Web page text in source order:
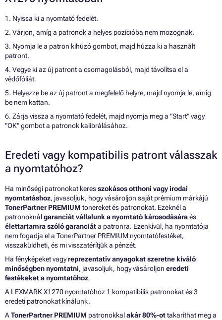
1. Nyissa ki a nyomtató fedelét.
2. Várjon, amíg a patronok a helyes pozícióba nem mozognak.
3. Nyomja le a patron kihúzó gombot, majd húzza ki a használt
patront.
4. Vegye ki az új patront a csomagolásból, majd távolítsa el a
védőfóliát.
5. Helyezze be az új patront a megfelelő helyre, majd nyomja le, amíg
be nem kattan.
6. Zárja vissza a nyomtató fedelét, majd nyomja meg a "Start" vagy
"OK" gombot a patronok kalibrálásához.
Eredeti vagy kompatibilis patront válasszak
a nyomtatóhoz?
Ha minőségi patronokat keresszokásos otthoni vagy irodai
nyomtatáshoz, javasoljuk, hogy vásároljon saját prémium márkájú
TonerPartner PREMIUM tonereket és patronokat. Ezeknél a
patronoknálgaranciát vállalunk a nyomtató károsodásáraés
élettartamra szóló garanciáta patronra. Ezenkívül, ha nyomtatója
nem fogadja el a TonerPartner PREMIUM nyomtatófestéket,
visszaküldheti, és mi visszatérítjük a pénzét.
Ha fényképeket vagyreprezentatív anyagokat szeretne kiváló
minőségben nyomtatni, javasoljuk, hogy vásároljon eredeti
festékeket a nyomtatóhoz.
A LEXMARK X1270 nyomtatóhoz 1 kompatibilis patronokat és 3
eredeti patronokat kínálunk.
ATonerPartner PREMIUM patronokkalakár 80%-ottakaríthat meg a